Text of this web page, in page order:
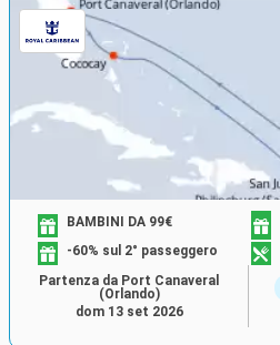
BAMBINI DA 99€
-60% sul 2° passeggero
Partenza da Port Canaveral
(Orlando)
dom 13 set 2026